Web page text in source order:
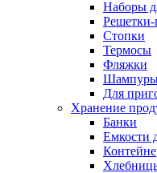
Наборы
Решетки-
Стопки
Термосы
Фляжки
Для
Хранение
Банки
Емкости